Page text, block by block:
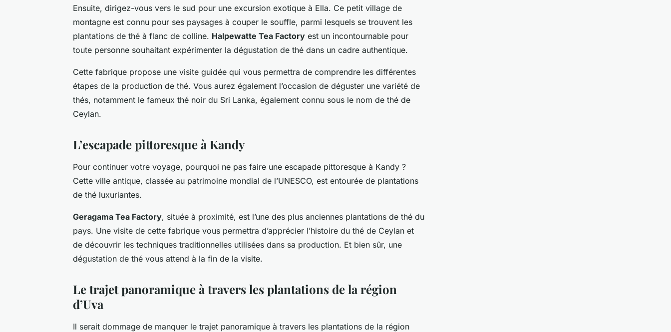
Ensuite, dirigez-vous vers le sud pour une excursion exotique à Ella. Ce petit village de
montagne est connu pour ses paysages à couper le souffle, parmi lesquels se trouvent les
plantations de thé à flanc de colline. Halpewatte Tea Factory est un incontournable pour
toute personne souhaitant expérimenter la dégustation de thé dans un cadre authentique.
Cette fabrique propose une visite guidée qui vous permettra de comprendre les différentes
étapes de la production de thé. Vous aurez également l’occasion de déguster une variété de
thés, notamment le fameux thé noir du Sri Lanka, également connu sous le nom de thé de
Ceylan.
L’escapade pittoresque à Kandy
Pour continuer votre voyage, pourquoi ne pas faire une escapade pittoresque à Kandy ?
Cette ville antique, classée au patrimoine mondial de l’UNESCO, est entourée de plantations
de thé luxuriantes.
Geragama Tea Factory, située à proximité, est l’une des plus anciennes plantations de thé du
pays. Une visite de cette fabrique vous permettra d’apprécier l’histoire du thé de Ceylan et
de découvrir les techniques traditionnelles utilisées dans sa production. Et bien sûr, une
dégustation de thé vous attend à la fin de la visite.
Le trajet panoramique à travers les plantations de la région
d’Uva
Il serait dommage de manquer le trajet panoramique à travers les plantations de la région